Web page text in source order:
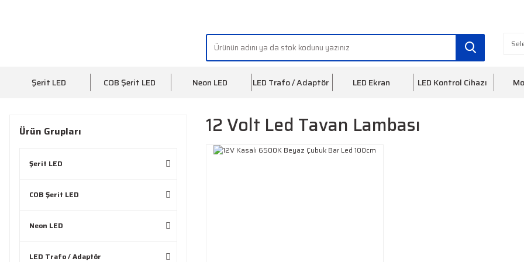
Şerit LED COB Şerit LED Neon LED LED Trafo / Adaptör LED Ekran LED Kontrol Cihazı
Ürün Grupları
Şerit LED
COB Şerit LED
Neon LED
LED Trafo / Adaptör
12 Volt Led Tavan Lambası